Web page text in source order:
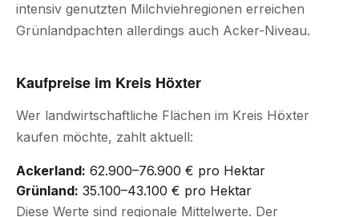
intensiv genutzten Milchviehregionen erreichen
Grünlandpachten allerdings auch Acker-Niveau.
Kaufpreise im Kreis Höxter
Wer landwirtschaftliche Flächen im Kreis Höxter
kaufen möchte, zahlt aktuell:
Ackerland: 62.900–76.900 € pro Hektar
Grünland: 35.100–43.100 € pro Hektar
Diese Werte sind regionale Mittelwerte. Der